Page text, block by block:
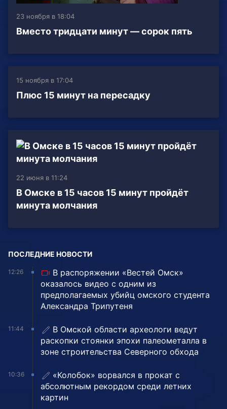
23 ноября в 18:04
Вместо тридцати минут — сорок пять
15 ноября в 17:04
Плюс 15 минут на пересадку
22 июня в 11:24
В Омске в 15 часов 15 минут пройдёт
минута молчания
ПОСЛЕДНИЕ НОВОСТИ
12:26
В распоряжении «Вестей Омск»
оказалось видео с одним из
предполагаемых убийц омского студента
Александра Трипутеня
11:44
В Омской области археологи ведут
раскопки стоянки эпохи палеометалла в
зоне строительства Северного обхода
10:36
«Колобок» ворвался в прокат с
абсолютным рекордом среди летних
картин